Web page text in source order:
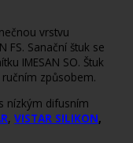
vrstvu
FS. Sanační štuk se
IMESAN SO. Štuk
způsobem.
nízkým difusním
, VISTAR SILIKON,